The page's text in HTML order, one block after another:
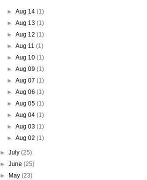
►Aug 14(1)
►Aug 13(1)
►Aug 12(1)
►Aug 11(1)
►Aug 10(1)
►Aug 09(1)
►Aug 07(1)
►Aug 06(1)
►Aug 05(1)
►Aug 04(1)
►Aug 03(1)
►Aug 02(1)
► July (25)
► June (25)
►
May (23)